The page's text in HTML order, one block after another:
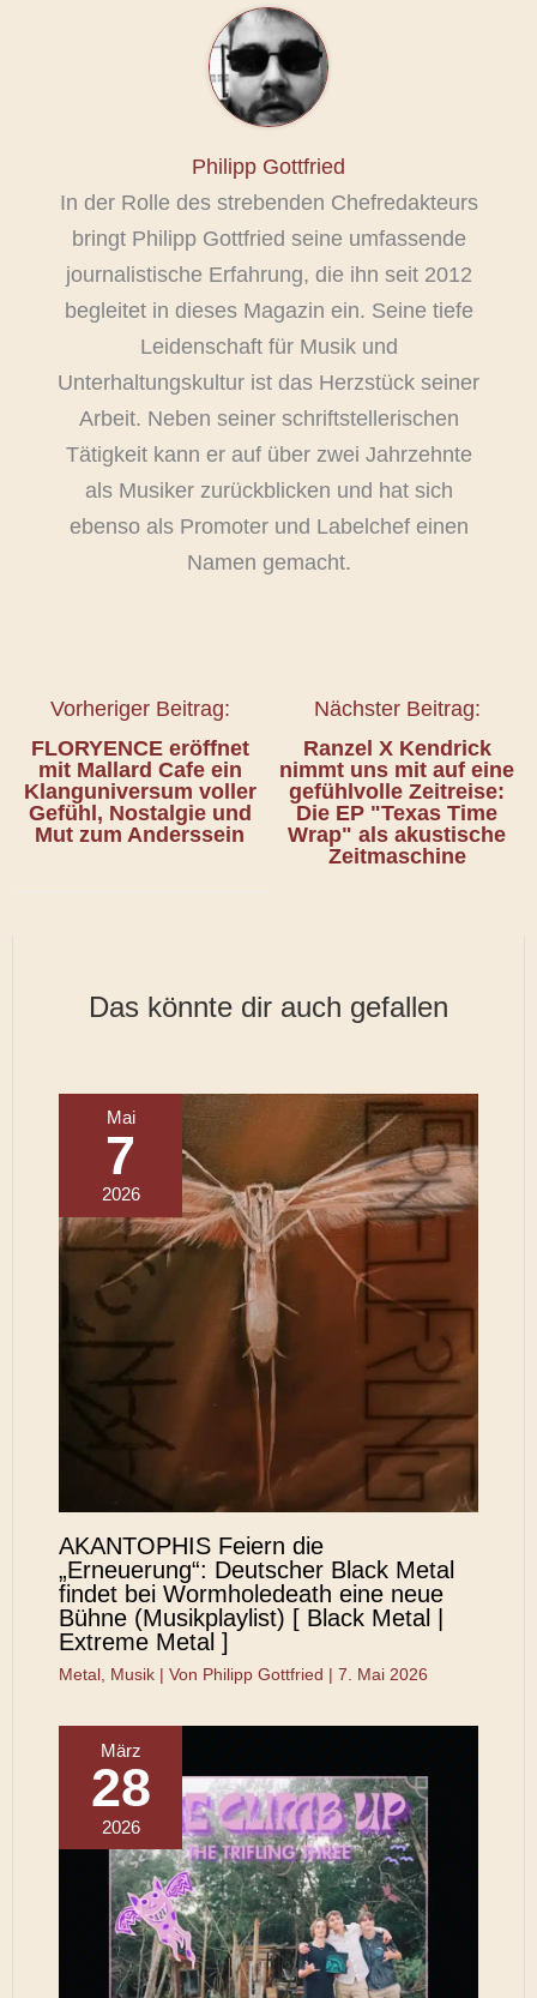
Philipp Gottfried
In der Rolle des strebenden Chefredakteurs
bringt Philipp Gottfried seine umfassende
journalistische Erfahrung, die ihn seit 2012
begleitet in dieses Magazin ein. Seine tiefe
Leidenschaft für Musik und
Unterhaltungskultur ist das Herzstück seiner
Arbeit. Neben seiner schriftstellerischen
Tätigkeit kann er auf über zwei Jahrzehnte
als Musiker zurückblicken und hat sich
ebenso als Promoter und Labelchef einen
Namen gemacht.
Vorheriger Beitrag:
FLORYENCE eröffnet
mit Mallard Cafe ein
Klanguniversum voller
Gefühl, Nostalgie und
Mut zum Anderssein
Nächster Beitrag:
Ranzel X Kendrick
nimmt uns mit auf eine
gefühlvolle Zeitreise:
Die EP "Texas Time
Wrap" als akustische
Zeitmaschine
Das könnte dir auch gefallen
Mai
7
2026
AKANTOPHIS Feiern die
„Erneuerung“: Deutscher Black Metal
findet bei Wormholedeath eine neue
Bühne (Musikplaylist) [ Black Metal |
Extreme Metal ]
Metal Musik | Von Philipp Gottfried |7. Mai 2026
März
28
2026